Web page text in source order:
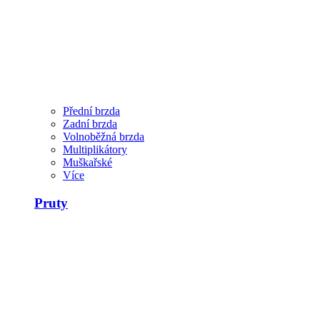
Přední brzda
Zadní brzda
Volnoběžná brzda
Multiplikátory
Muškařské
Více
Pruty